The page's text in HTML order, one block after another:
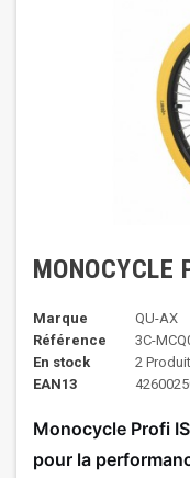
MONOCYCLE
Marque
QU-AX
Référence
3C-
En stock
2
EAN13
Monocycle Profi
pour la